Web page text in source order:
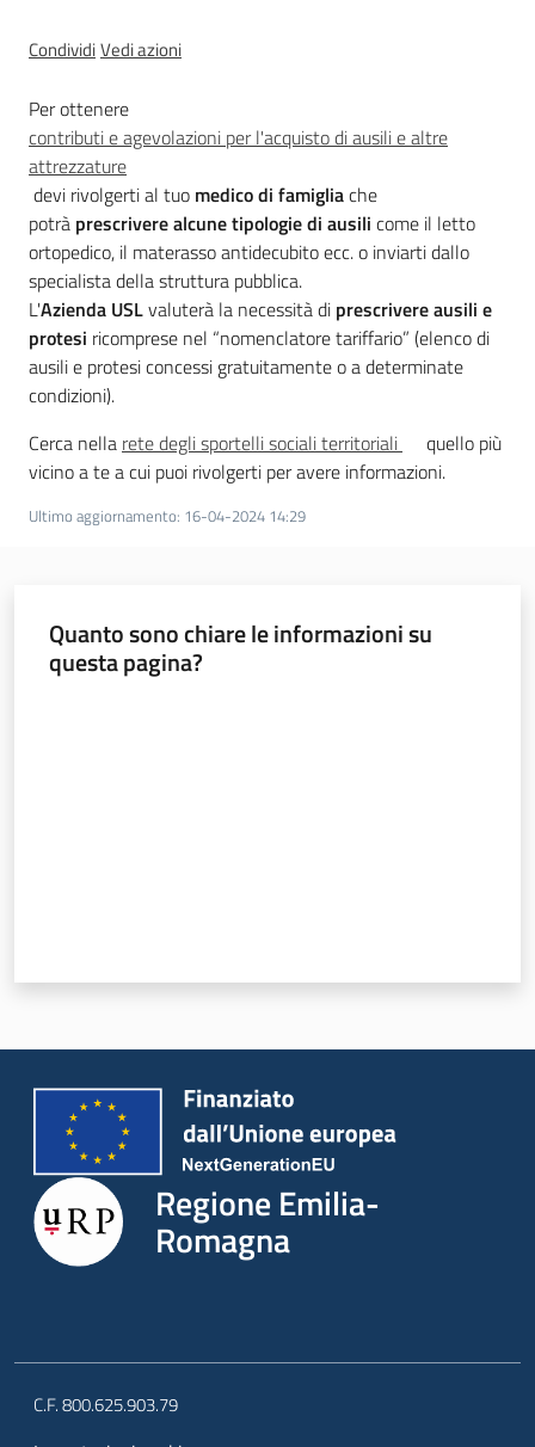
Menu selezionato
e
r
s
o
n
e
e
o
r
g
a
i
g
r
Leggi Atti Bandi
Argomenti
CondividiVedi azioni
Per ottenere
contributi e agevolazioni per l'acquisto di ausili e altre
attrezzature
devi rivolgerti al tuo medico di famigliache
potrà prescrivere alcune tipologie di ausili come il letto
ortopedico, il materasso antidecubito ecc. o inviarti dallo
specialista della struttura pubblica.
L'Azienda USLvaluterà la necessità di prescrivere ausili e
protesi ricomprese nel “nomenclatore tariffario” (elenco di
ausili e protesi concessi gratuitamente o a determinate
condizioni).
Cerca nella rete degli sportelli sociali territoriali
quello più
vicino a te a cui puoi rivolgerti per avere informazioni.
Ultimo aggiornamento: 16-04-2024 14:29
Quanto sono chiare le informazioni su
questa pagina?
Regione Emilia-
Romagna
C.F. 800.625.903.79